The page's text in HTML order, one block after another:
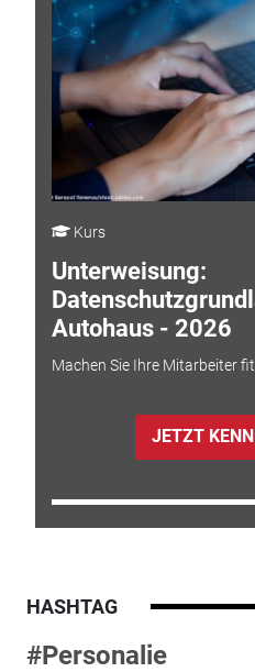
Kurs
Unterweisung:
Autohaus - 2026
Machen Sie Ihre Mitarbeiter
JETZT
HASHTAG
#Personalie